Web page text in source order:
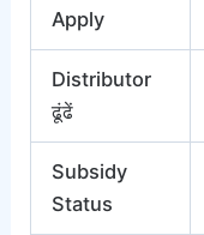
Apply
Distributor
ढूंढें
Subsidy
Status